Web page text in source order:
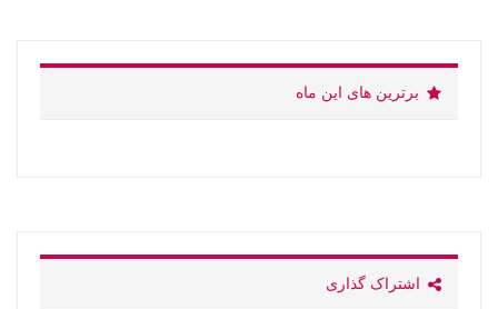
برترین های این ماه
اشتراک گذاری